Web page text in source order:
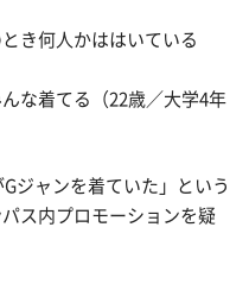
き何人かははいている
な着てる（22歳／大学4年
ジャンを着ていた」という
ス内プロモーションを疑